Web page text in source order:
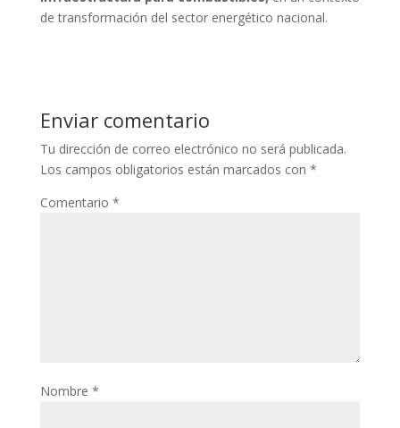
de transformación del sector energético nacional.
Enviar comentario
Tu dirección de correo electrónico no será publicada.
Los campos obligatorios están marcados con *
Comentario *
Nombre *